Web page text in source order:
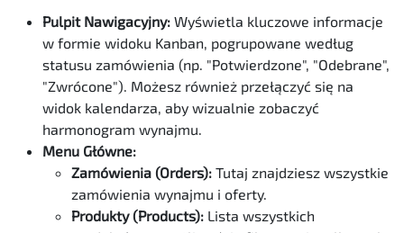
Pulpit Nawigacyjny: Wyświetla kluczowe informacje
w formie widoku Kanban, pogrupowane według
statusu zamówienia (np. "Potwierdzone", "Odebrane",
"Zwrócone"). Możesz również przełączyć się na
widok kalendarza, aby wizualnie zobaczyć
harmonogram wynajmu.
Menu Główne:
Zamówienia (Orders): Tutaj znajdziesz wszystkie
zamówienia wynajmu i oferty.
Produkty (Products): Lista wszystkich